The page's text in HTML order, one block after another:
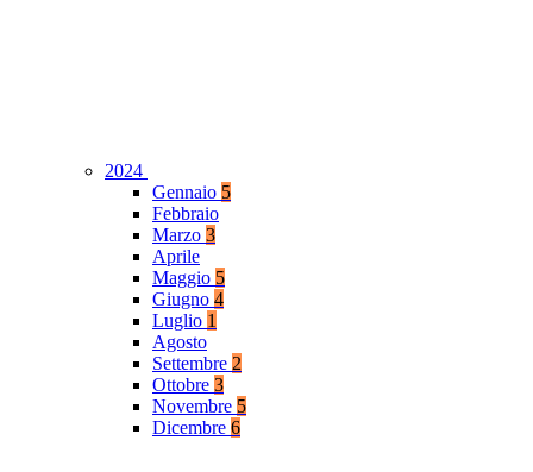
2024
Gennaio 5
Febbraio
Marzo 3
Aprile
Maggio 5
Giugno 4
Luglio 1
Agosto
Settembre 2
Ottobre 3
Novembre 5
Dicembre 6